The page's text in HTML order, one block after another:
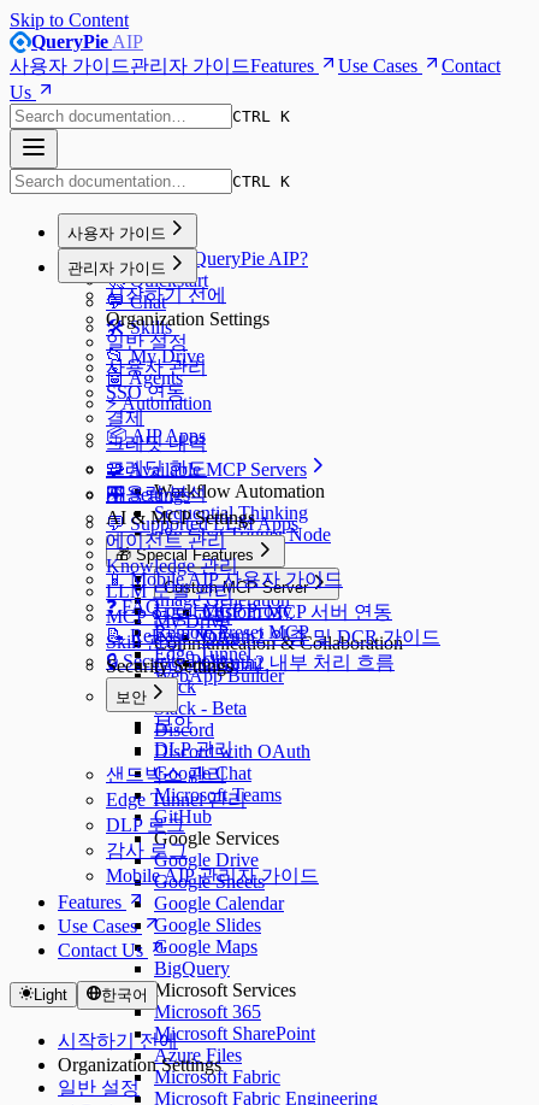
Skip to Content
QueryPie AIP
사용자 가이드관리자 가이드Features Use Cases
Contact
Us
CTRL K
CTRL K
사용자 가이드
🌟 What is QueryPie AIP?
🚀 Quickstart
💬 Chat
🛠️ Skills
📂 My Drive
🤖 Agents
⚡️ Automation
📦 AIP Apps
🧩 Available MCP Servers
Workflow Automation
Sequential Thinking
n8n Chat Trigger Node
n8n Webhook
Dify API Access
Image Generation
My Drive
Communication & Collaboration
Google Gmail
Slack
Slack - Beta
Discord
Discord with OAuth
Google Chat
Microsoft Teams
GitHub
Google Services
Google Drive
Google Sheets
Google Calendar
Google Slides
Google Maps
BigQuery
Microsoft Services
Microsoft 365
Microsoft SharePoint
Azure Files
Microsoft Fabric
Microsoft Fabric Engineering
🎛️ Settings
💬 Supported LLM Apps
🎁 Special Features
Custom MCP Server
Custom MCP 서버 연동
OAuth2 인증 및 DCR 가이드
OAuth2 내부 처리 흐름
Local MCP Proxy
Remote Preset MCP
Edge Tunnel
WebApp Builder
📱 Mobile AIP 사용자 가이드
❓ FAQ
📝 Release Notes
🔒 Security Policy
관리자 가이드
시작하기 전에
Organization Settings
일반 설정
사용자 관리
SSO 연동
결제
크레딧 내역
크레딧 한도
사용량 분석
AI & MCP Settings
에이전트 관리
Knowledge 관리
LLM 모델 관리
MCP 연동 관리
Skill 관리
Security Settings
보안
보안
DLP 관리
샌드박스 관리
Edge Tunnel 관리
DLP 로그
감사 로그
Mobile AIP 관리자 가이드
Features
Use Cases
Contact Us
Light 한국어
시작하기 전에
Organization Settings
일반 설정